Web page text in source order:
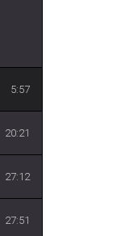
5:57
20:21
27:12
27:51